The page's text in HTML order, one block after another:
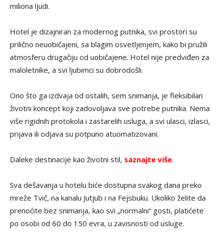
miliona ljudi.
Hotel je dizajniran za modernog putnika, svi prostori su
prilično neuobičajeni, sa blagim osvetljenjem, kako bi pružili
atmosferu drugačiju od uobičajene. Hotel nije predviđen za
maloletnike, a svi ljubimci su dobrodošli.
Ono što ga izdvaja od ostalih, sem snimanja, je fleksibilan
životni koncept koji zadovoljava sve potrebe putnika. Nema
više rigidnih protokola i zastarelih usluga, a svi ulasci, izlasci,
prijava ili odjava su potpuno atuomatizovani.
Daleke destinacije kao životni stil, saznajte više.
Sva dešavanja u hotelu biće dostupna svakog dana preko
mreže Tvič, na kanalu Jutjub i na Fejsbuku. Ukoliko želite da
prenoćite bez snimanja, kao svi „normalni“ gosti, platićete
po osobi od 60 do 150 evra, u zavisnosti od usluge.